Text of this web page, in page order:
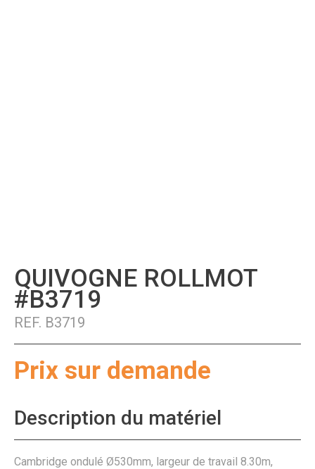
QUIVOGNE ROLLMOT
#B3719
REF. B3719
Prix sur demande
Description du matériel
Cambridge ondulé Ø530mm, largeur de travail 8.30m,